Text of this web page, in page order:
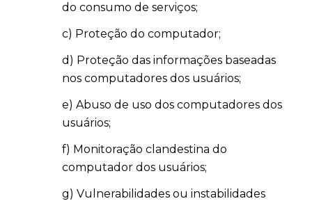
do consumo de serviços;
c) Proteção do computador;
d) Proteção das informações baseadas
nos computadores dos usuários;
e) Abuso de uso dos computadores dos
usuários;
f) Monitoração clandestina do
computador dos usuários;
g) Vulnerabilidades ou instabilidades